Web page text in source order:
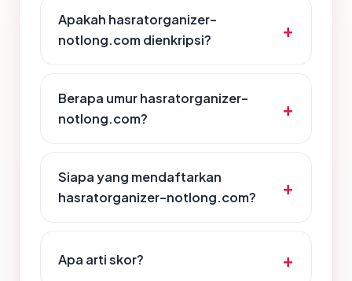
Apakah hasratorganizer-
notlong.com dienkripsi?
Berapa umur hasratorganizer-
notlong.com?
Siapa yang mendaftarkan
hasratorganizer-notlong.com?
Apa arti skor?